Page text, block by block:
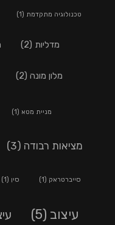
טכנולוגיה מתקדמת (1)
מדליות (2)
מלון מונה (2)
מניית מטא (1)
מציאות רבודה (3)
סייברטראק (1) סין (1)
עיצוב (5)